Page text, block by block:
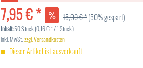
7,95 € * 15,90 € *(50% gespart)
Inhalt:50 Stück (0,16 € * / 1 Stück)
inkl. MwSt.zzgl. Versandkosten
Dieser Artikel ist ausverkauft